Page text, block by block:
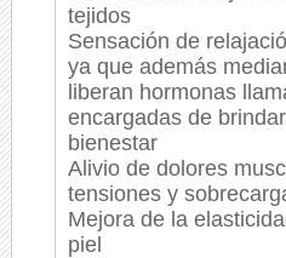
tejidos
Sensación de
ya que además
liberan hormonas
encargadas de
bienestar
Alivio de dolores
tensiones y
Mejora de la
piel